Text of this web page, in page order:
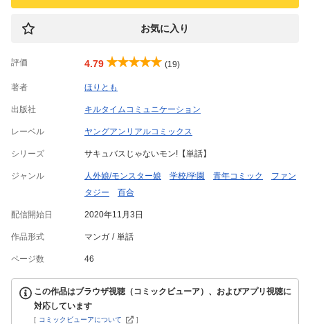
お気に入り
評価 4.79 (19)
著者 ほりとも
出版社 キルタイムコミュニケーション
レーベル ヤングアンリアルコミックス
シリーズ サキュバスじゃないモン!【単話】
ジャンル 人外娘/モンスター娘 学校/学園 青年コミック
ファン
タジー
百合
配信開始日 2020年11月3日
作品形式 マンガ 単話
ページ数 46
この作品はブラウザ視聴（コミックビューア）、およびアプリ視聴に
対応しています
[ コミックビューアについて ]